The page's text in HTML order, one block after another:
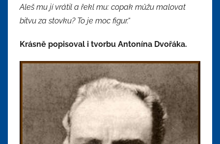
Aleš mu jí vrátil a řekl mu: copak můžu malovat
bitvu za stovku? To je moc figur.“
Krásně popisoval i tvorbu Antonína Dvořáka.